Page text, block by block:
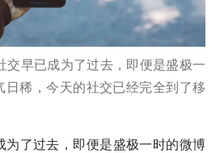
交早已成为了过去，即便是盛极一
日稀，今天的社交已经完全到了移
为了过去，即便是盛极一时的微博